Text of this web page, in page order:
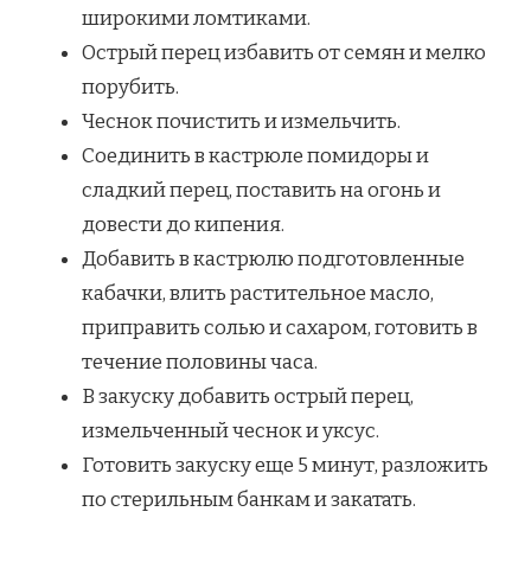
широкими ломтиками.
Острый перец избавить от семян и мелко
порубить.
Чеснок почистить и измельчить.
Соединить в кастрюле помидоры и
сладкий перец, поставить на огонь и
довести до кипения.
Добавить в кастрюлю подготовленные
кабачки, влить растительное масло,
приправить солью и сахаром, готовить в
течение половины часа.
В закуску добавить острый перец,
измельченный чеснок и уксус.
Готовить закуску еще 5 минут, разложить
по стерильным банкам и закатать.